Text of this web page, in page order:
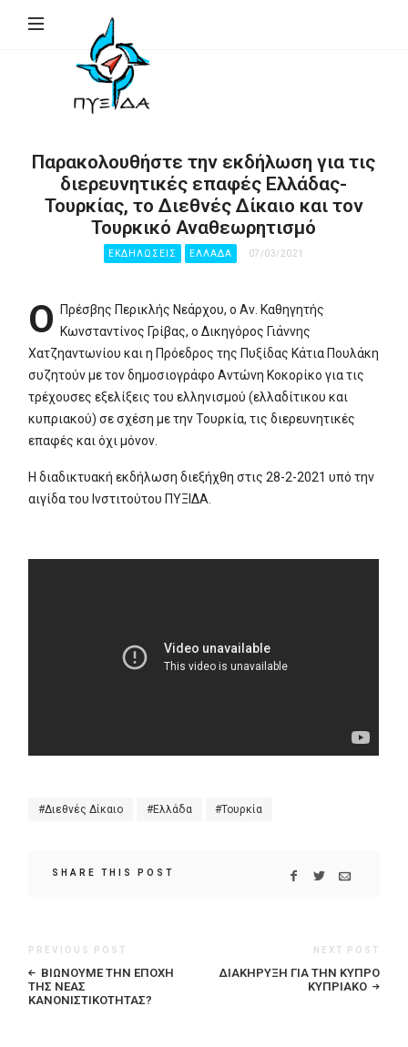
Συγκρότησης
&
Ανάπτυξης
(Ι.Γ.Ε.ΣΥ.Α.)
Παρακολουθήστε την εκδήλωση για τις
διερευνητικές επαφές Ελλάδας-
Τουρκίας, το Διεθνές Δίκαιο και τον
Τουρκικό Αναθεωρητισμό
ΕΚΔΗΛΏΣΕΙΣ ΕΛΛΑΔΑ 07/03/2021
Ο
Πρέσβης Περικλής Νεάρχου, o Αν. Καθηγητής
Κωνσταντίνος Γρίβας, ο Δικηγόρος Γιάννης
Χατζηαντωνίου και η Πρόεδρος της Πυξίδας Κάτια Πουλάκη
συζητούν με τον δημοσιογράφο Αντώνη Κοκορίκο για τις
τρέχουσες εξελίξεις του ελληνισμού (ελλαδίτικου και
κυπριακού) σε σχέση με την Τουρκία, τις διερευνητικές
επαφές και όχι μόνον.
Η διαδικτυακή εκδήλωση διεξήχθη στις 28-2-2021 υπό την
αιγίδα του Ινστιτούτου ΠΥΞΙΔΑ.
Διεθνές Δίκαιο Ελλάδα Τουρκία
SHARE THIS POST
PREVIOUS POST
ΒΙΏΝΟΥΜΕ ΤΗΝ ΕΠΟΧΉ
ΤΗΣ ΝΈΑΣ
ΚΑΝΟΝΙΣΤΙΚΌΤΗΤΑΣ?
NEXT POST
ΔΙΑΚΉΡΥΞΗ ΓΙΑ ΤΗΝ ΚΎΠΡΟ
ΚΥΠΡΙΑΚΌ